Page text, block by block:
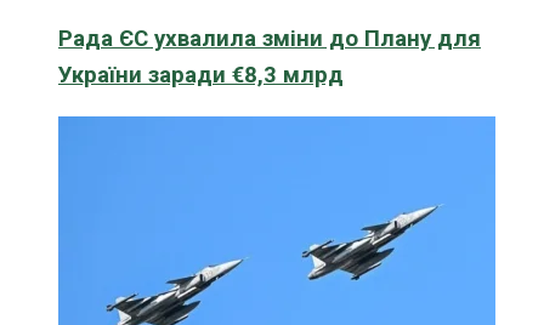
Рада ЄС ухвалила зміни до Плану для
України заради €8,3 млрд